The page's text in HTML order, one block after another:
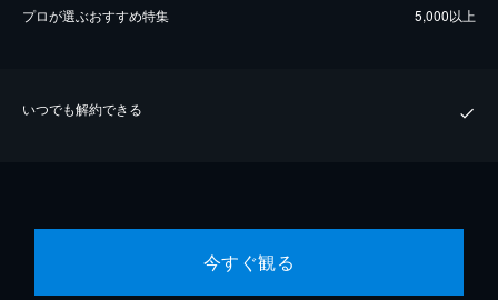
プロが選ぶおすすめ特集 5,000以上
いつでも解約できる
今すぐ観る